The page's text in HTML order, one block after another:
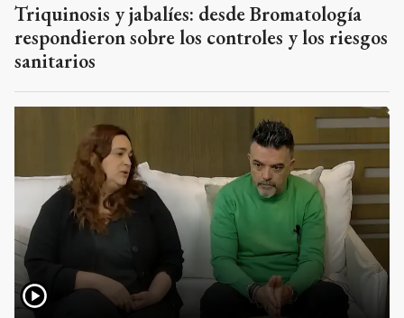
Triquinosis y jabalíes: desde Bromatología
respondieron sobre los controles y los riesgos
sanitarios